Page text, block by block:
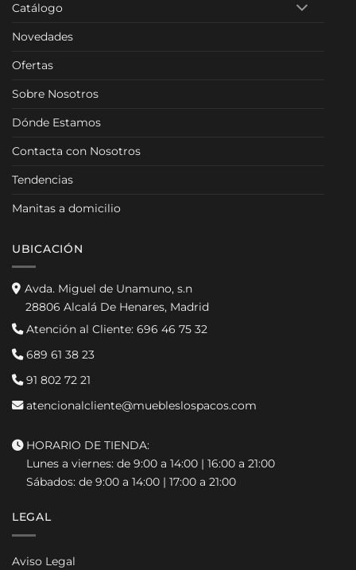
Catálogo
Novedades
Ofertas
Sobre Nosotros
Dónde Estamos
Contacta con Nosotros
Tendencias
Manitas a domicilio
UBICACIÓN
Avda. Miguel de Unamuno, s.n
28806 Alcalá De Henares, Madrid
Atención al Cliente: 696 46 75 32
689 61 38 23
91 802 72 21
atencionalcliente@muebleslospacos.com
HORARIO DE TIENDA:
Lunes a viernes: de 9:00 a 14:00 | 16:00 a 21:00
Sábados: de 9:00 a 14:00 | 17:00 a 21:00
LEGAL
Aviso Legal